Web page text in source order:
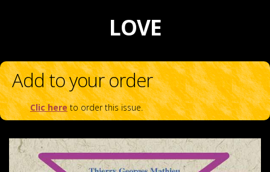
LOVE
Add to your order
Clic hereto order this issue.